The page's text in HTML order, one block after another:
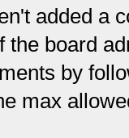
added a
the board
by
max